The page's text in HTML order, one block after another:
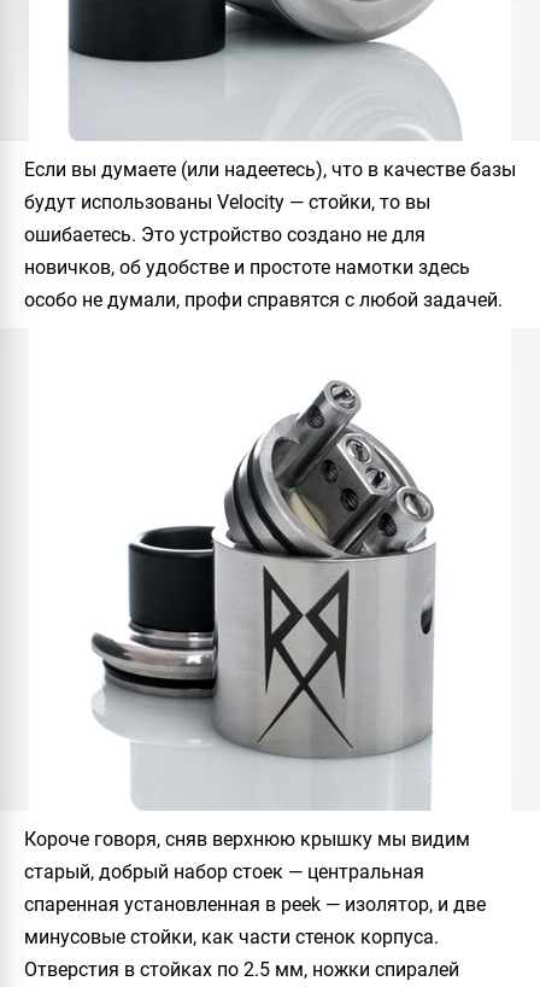
Если вы думаете (или надеетесь), что в качестве базы
будут использованы Velocity — стойки, то вы
ошибаетесь. Это устройство создано не для
новичков, об удобстве и простоте намотки здесь
особо не думали, профи справятся с любой задачей.
Короче говоря, сняв верхнюю крышку мы видим
старый, добрый набор стоек — центральная
спаренная установленная в peek — изолятор, и две
минусовые стойки, как части стенок корпуса.
Отверстия в стойках по 2.5 мм, ножки спиралей